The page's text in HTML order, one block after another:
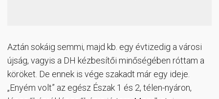
Aztán sokáig semmi, majd kb. egy évtizedig a városi
újság, vagyis a DH kézbesítői minőségében róttam a
köröket. De ennek is vége szakadt már egy ideje.
„Enyém volt” az egész Észak 1 és 2, télen-nyáron,